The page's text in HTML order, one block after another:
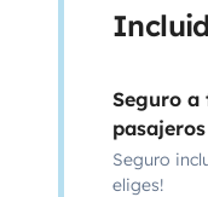
Seguro a
pasajeros
Seguro
eliges!